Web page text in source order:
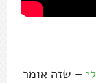
– שזה אומר